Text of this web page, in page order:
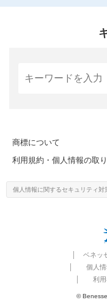
商標について
利用規約・個人情報の取
個人情報に関するセキュリティ対
ベネッ
個人
利
©